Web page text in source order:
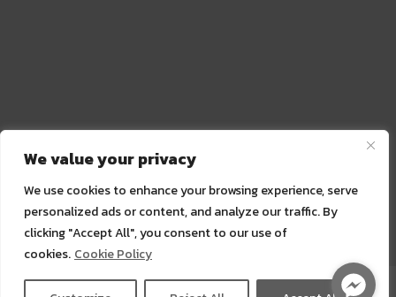
We value your privacy
We use cookies to enhance your browsing experience, serve
personalized ads or content, and analyze our traffic. By
clicking "Accept All", you consent to our use of
cookies. Cookie Policy
Copyright ©2023. Supported by ฝ่ายประชาสัมพันธ์ |